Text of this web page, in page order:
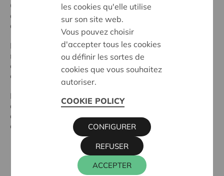
Cera s’associe à CAP48 et invite ses
coopérateurs·trices à relever le challenge connecté
des 100 km.
Le principe : récolter 200 € au profit de la recherche
médicale liés à l'autisme et parcourir 100 km, seul·e ou
en équipe, entre le 31 août et le 20 septembre, en
enregistrant vos distances via l’application CAP48.
Pour soutenir cette initiative, Cera offre les frais
d’inscription de 20 € et verse un premier don de 75 €
aux 100 premiers sociétaires inscrits via la page de
collecte officielle.
les cookies qu'elle utilise
sur son site web.
Vous pouvez choisir
d'accepter tous les cookies
ou définir les sortes de
cookies que vous souhaitez
autoriser.
COOKIE POLICY
ACCEPTER
REFUSER
CONFIGURER